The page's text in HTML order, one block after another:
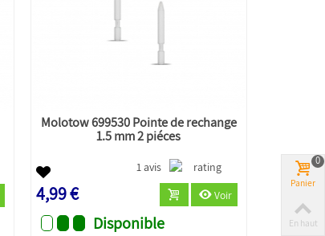
Molotow 699530 Pointe de rechange
1.5 mm 2 piéces
1 avis
4,99 € Voir
Disponible
Panier
0
En haut